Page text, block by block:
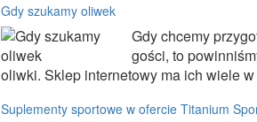
Gdy szukamy oliwek
Gdy chcemy
gości, to
oliwki. Sklep internetowy ma ich wiele
Suplementy sportowe w ofercie Titanium